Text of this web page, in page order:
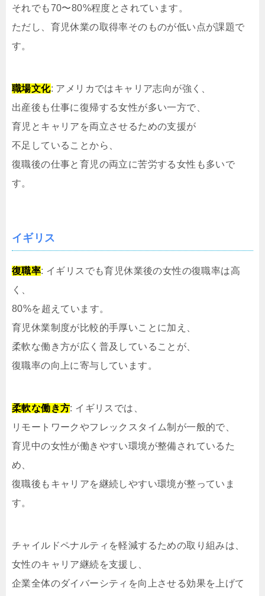
それでも70〜80%程度とされています。
ただし、育児休業の取得率そのものが低い点が課題で
す。
職場文化: アメリカではキャリア志向が強く、
出産後も仕事に復帰する女性が多い一方で、
育児とキャリアを両立させるための支援が
不足していることから、
復職後の仕事と育児の両立に苦労する女性も多いで
す。
イギリス
復職率: イギリスでも育児休業後の女性の復職率は高
く、
80%を超えています。
育児休業制度が比較的手厚いことに加え、
柔軟な働き方が広く普及していることが、
復職率の向上に寄与しています。
柔軟な働き方: イギリスでは、
リモートワークやフレックスタイム制が一般的で、
育児中の女性が働きやすい環境が整備されているた
め、
復職後もキャリアを継続しやすい環境が整っていま
す。
チャイルドペナルティを軽減するための取り組みは、
女性のキャリア継続を支援し、
企業全体のダイバーシティを向上させる効果を上げて